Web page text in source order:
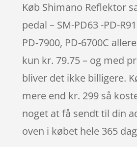
Køb Shimano Reflektor
pedal – SM-PD63 -PD-
PD-7900, PD-6700C
kun kr. 79.75 – og med
bliver det ikke billigere.
mere end kr. 299 så
noget at få sendt til din
oven i købet hele 365